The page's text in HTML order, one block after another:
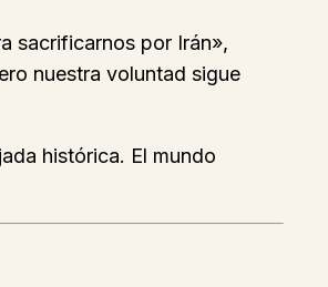
sacrificarnos por Irán»,
nuestra voluntad sigue
histórica. El mundo